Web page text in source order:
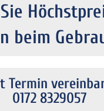
beim
Termin
0172 8329057